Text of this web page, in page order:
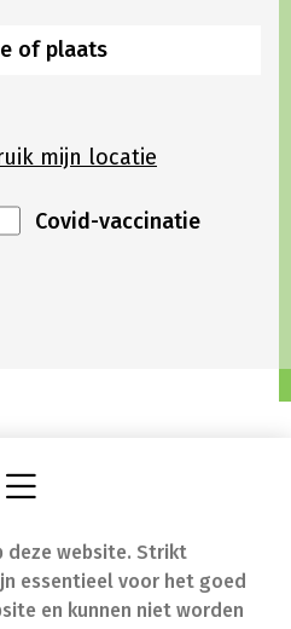
deze website. Strikt
essentieel voor het goed
en kunnen niet worden
mijn locatie
Covid-vaccinatie
In geval van nood
Contact